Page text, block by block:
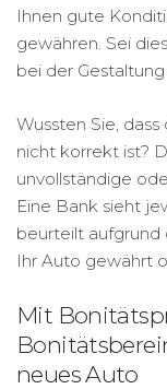
Ihnen gute
gewähren. Sei
bei der
Wussten Sie,
nicht korrekt ist?
unvollständige
Eine Bank sieht
beurteilt aufgrund
Ihr Auto gewährt
Mit
neues Auto